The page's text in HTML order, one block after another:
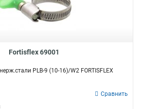
Fortisflex 69001
PLB-9 (10-16)/W2 FORTISFLEX
Сравнить